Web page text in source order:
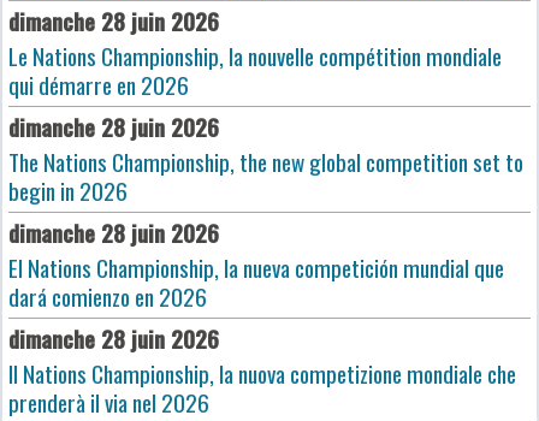
dimanche 28 juin 2026
Le Nations Championship, la nouvelle compétition mondiale
qui démarre en 2026
dimanche 28 juin 2026
The Nations Championship, the new global competition set to
begin in 2026
dimanche 28 juin 2026
El Nations Championship, la nueva competición mundial que
dará comienzo en 2026
dimanche 28 juin 2026
Il Nations Championship, la nuova competizione mondiale che
prenderà il via nel 2026